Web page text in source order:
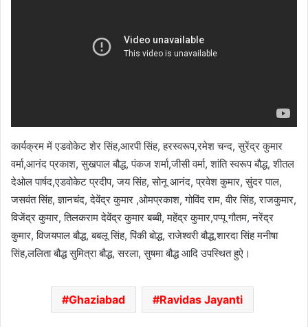
कार्यक्रम में एडवोकेट शेर सिंह,आरपी सिंह, हरस्वरूप,रमेश चन्द, सुरेंद्र कुमार
वर्मा,आनंद प्रकाश, सुखपाल बौद्ध, पंकज शर्मा,जीसी वर्मा, शांति स्वरूप बौद्ध, शीतल
देओल पार्षद,एडवोकेट प्रदीप, जय सिंह, सोनू आनंद, प्रवेश कुमार, सुंदर पाल,
जसवंत सिंह, ज्ञानचंद, देवेंद्र कुमार ,ओमप्रकाश, गोविंद राम, वीर सिंह, राजकुमार,
विजेंद्र कुमार, तिलकराम देवेंद्र कुमार बब्बी, महेंद्र कुमार,पप्पू गौतम, नरेंद्र
कुमार, विजयपाल बौद्ध, बबलू सिंह, पिंकी बोद्ध, राजेश्वरी बौद्ध,शारदा सिंह मनीषा
सिंह,ललिता बौद्ध सुमित्रा बौद्ध, सरला, सुषमा बौद्ध आदि उपस्थित हुऐ।
Ghaziabad Ravidas Jayanti